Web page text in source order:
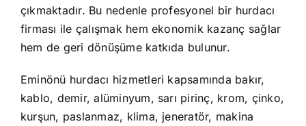
çıkmaktadır. Bu nedenle profesyonel bir hurdacı
firması ile çalışmak hem ekonomik kazanç sağlar
hem de geri dönüşüme katkıda bulunur.
Eminönü hurdacı hizmetleri kapsamında bakır,
kablo, demir, alüminyum, sarı pirinç, krom, çinko,
kurşun, paslanmaz, klima, jeneratör, makina